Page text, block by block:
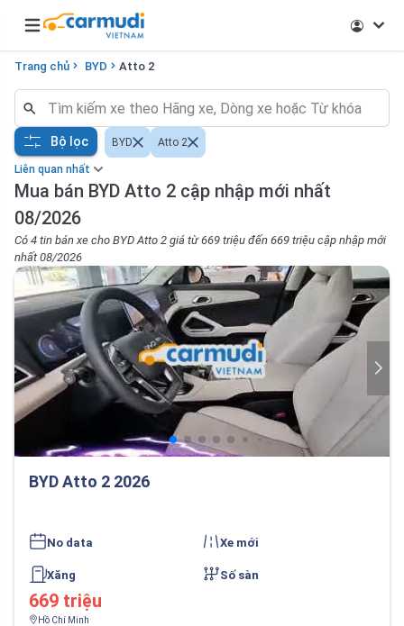
Open main menu
Trang chủ BYD Atto 2
Liên quan nhất
Mua bán BYD Atto 2 cập nhập mới nhất
08/2026
Có 4 tin bán xe cho BYD Atto 2 giá từ 669 triệu đến 669 triệu cập nhập mới
nhất 08/2026
Bộ lọc BYD Atto 2
BYD Atto 2 2026
No data Xe mới
Xăng Số sàn
669 triệu
Hồ Chí Minh